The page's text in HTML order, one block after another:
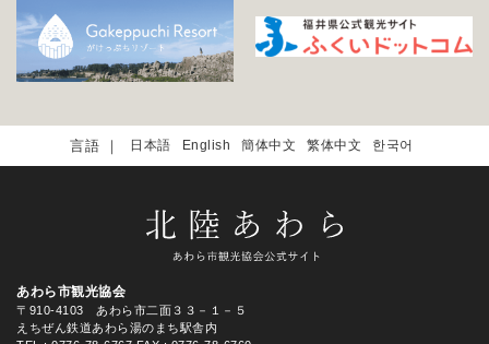
日本語 English 簡体中文 繁体中文 한국어
あわら市観光協会
〒910-4103 あわら市二面３３－１－５
えちぜん鉄道あわら湯のまち駅舎内